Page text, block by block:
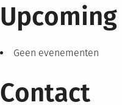
Upcoming
Geen evenementen
Contact